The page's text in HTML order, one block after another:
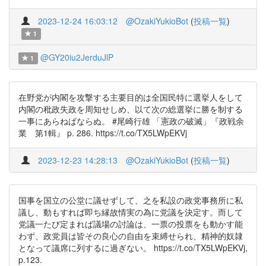
2023-12-24 16:03:12 @OzakiYukioBot (投稿一覧)
1
1 @GY20iu2JerduJlP
在野党が内閣を攻撃する主要目的は全国民特に選挙人をして
内閣の秕政失政を周知せしめ、以て次の総選挙に勝を制する
一事にあらねばならぬ。 #尾崎行雄 「憲政の破滅」『政戦余
業 第1輯』 p. 286. https://t.co/TX5LWpEKVj
2023-12-23 14:28:13 @OzakiYukioBot (投稿一覧)
国事を国立の公堂に議せずして、之を私設の政党事務所に私
議し、動もすれば即ち縁故情実の為に党議を決定す。而して
党議一たび定まれば議場の討論は、一票の投票をも動かす能
わず、政党員は皆その良心の自由を束縛せられ、精神的奴隷
となって議席に列するに過ぎない。 https://t.co/TX5LWpEKVj,
p.123.